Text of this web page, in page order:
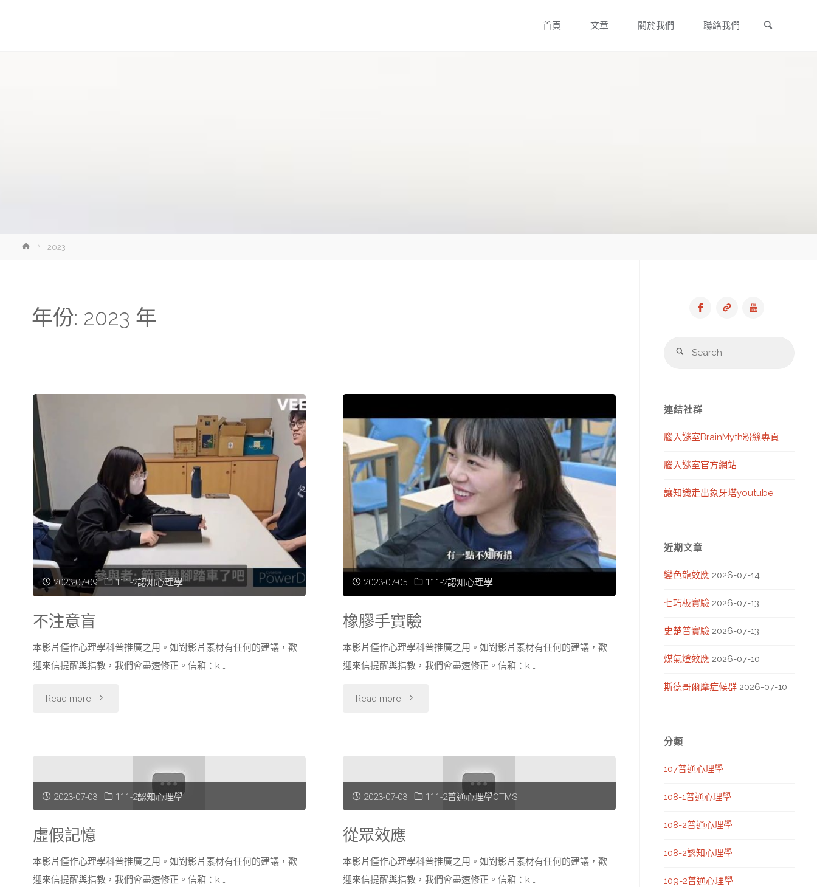
首頁 文章 關於我們 聯絡我們
Home2023
年份: 2023 年
2023-07-09 111-2認知心理學
不注意盲
本影片僅作心理學科普推廣之用。如對影片素材有任何的建議，歡
迎來信提醒與指教，我們會盡速修正。信箱：k …
Read more "不
2023-07-05 111-2認知心理學
橡膠手實驗
本影片僅作心理學科普推廣之用。如對影片素材有任何的建議，歡
迎來信提醒與指教，我們會盡速修正。信箱：k …
Read more "橡
2023-07-03 111-2認知心理學
虛假記憶
本影片僅作心理學科普推廣之用。如對影片素材有任何的建議，歡
迎來信提醒與指教，我們會盡速修正。信箱：k …
2023-07-03 111-2普通心理學OTMS
從眾效應
本影片僅作心理學科普推廣之用。如對影片素材有任何的建議，歡
迎來信提醒與指教，我們會盡速修正。信箱：k …
Search
連結社群
腦入謎室BrainMyth粉絲專頁
腦入謎室官方網站
讓知識走出象牙塔youtube
近期文章
變色龍效應 2026-07-14
七巧板實驗 2026-07-13
史楚普實驗 2026-07-13
煤氣燈效應 2026-07-10
斯德哥爾摩症候群 2026-07-10
分類
107普通心理學
108-1普通心理學
108-2普通心理學
108-2認知心理學
109-2普通心理學